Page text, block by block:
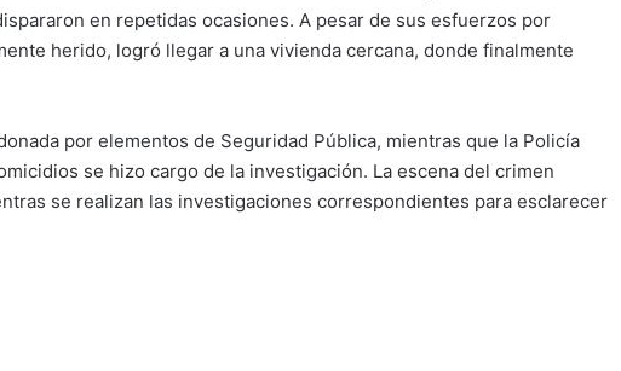
en repetidas ocasiones. A pesar de sus esfuerzos por
herido, logró llegar a una vivienda cercana, donde finalmente
por elementos de Seguridad Pública, mientras que la Policía
se hizo cargo de la investigación. La escena del crimen
se realizan las investigaciones correspondientes para esclarecer